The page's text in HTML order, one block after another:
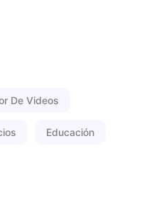
De Videos
Educación